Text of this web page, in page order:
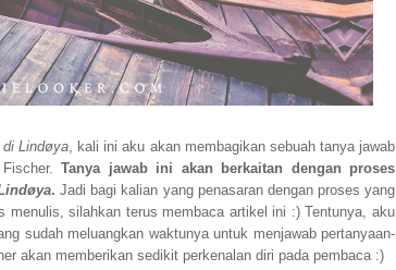
di Lindøya, kali ini aku akan membagikan sebuah tanya jawab
Fischer.Tanya jawab ini akan berkaitan dengan proses
.Jadi bagi kalian yang penasaran dengan proses yang
menulis, silahkan terus membaca artikel ini :) Tentunya, aku
sudah meluangkan waktunya untuk menjawab pertanyaan-
akan memberikan sedikit perkenalan diri pada pembaca :)